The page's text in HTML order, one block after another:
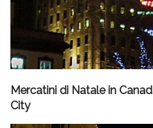
Mercatini di Natale in
City